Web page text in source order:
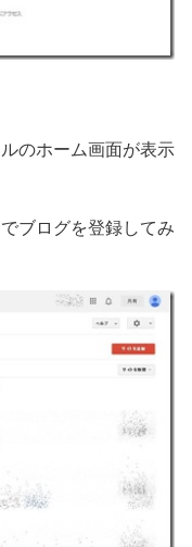
のホーム画面が表示
ブログを登録してみ